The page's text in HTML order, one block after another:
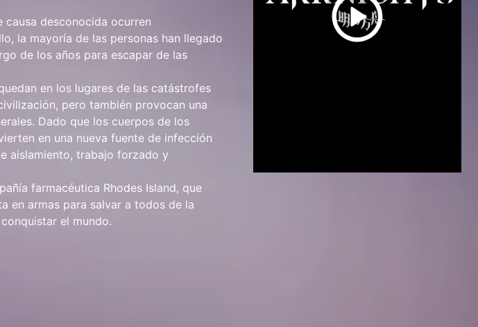
causa desconocida ocurren
la mayoría de las personas han llegado
de los años para escapar de las
en los lugares de las catástrofes
pero también provocan una
Dado que los cuerpos de los
en una nueva fuente de infección
aislamiento, trabajo forzado y
farmacéutica Rhodes Island, que
en armas para salvar a todos de la
el mundo.